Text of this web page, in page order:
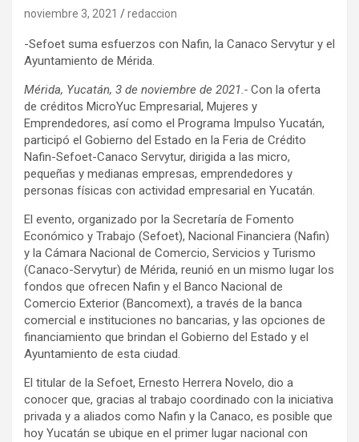
noviembre 3, 2021 redaccion
-Sefoet suma esfuerzos con Nafin, la Canaco Servytur y el
Ayuntamiento de Mérida.
Mérida, Yucatán, 3 de noviembre de 2021.- Con la oferta
de créditos MicroYuc Empresarial, Mujeres y
Emprendedores, así como el Programa Impulso Yucatán,
participó el Gobierno del Estado en la Feria de Crédito
Nafin-Sefoet-Canaco Servytur, dirigida a las micro,
pequeñas y medianas empresas, emprendedores y
personas físicas con actividad empresarial en Yucatán.
El evento, organizado por la Secretaría de Fomento
Económico y Trabajo (Sefoet), Nacional Financiera (Nafin)
y la Cámara Nacional de Comercio, Servicios y Turismo
(Canaco-Servytur) de Mérida, reunió en un mismo lugar los
fondos que ofrecen Nafin y el Banco Nacional de
Comercio Exterior (Bancomext), a través de la banca
comercial e instituciones no bancarias, y las opciones de
financiamiento que brindan el Gobierno del Estado y el
Ayuntamiento de esta ciudad.
El titular de la Sefoet, Ernesto Herrera Novelo, dio a
conocer que, gracias al trabajo coordinado con la iniciativa
privada y a aliados como Nafin y la Canaco, es posible que
hoy Yucatán se ubique en el primer lugar nacional con